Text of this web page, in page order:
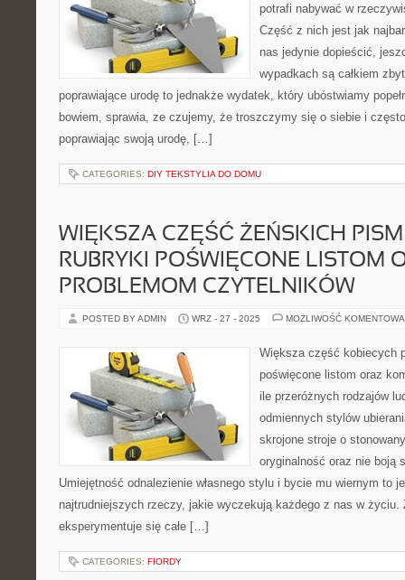
potrafi nabywać w
Część z nich jest jak
nas jedynie dopieścić,
wypadkach są całkiem
poprawiające urodę to jednakże wydatek, który ubóstwiamy
bowiem, sprawia, ze czujemy, że troszczymy się o siebie i
poprawiając swoją urodę, […]
CATEGORIES: DIY TEKSTYLIA DO DOMU
WIĘKSZA CZĘŚĆ ŻEŃSKICH
RUBRYKI POŚWIĘCONE LISTOM
PROBLEMOM CZYTELNIKÓW
POSTED BY ADMIN WRZ - 27 - 2025 MOŻLIWOŚĆ
Większa część kobiecych
poświęcone listom oraz
ile przeróżnych rodzajów
odmiennych stylów
skrojone stroje o
oryginalność oraz nie boją
Umiejętność odnalezienie własnego stylu i bycie mu wiernym to
najtrudniejszych rzeczy, jakie wyczekują każdego z nas w życiu.
eksperymentuje się całe […]
CATEGORIES: FIORDY